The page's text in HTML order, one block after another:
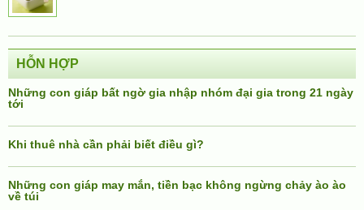
HỖN HỢP
Những con giáp bất ngờ gia nhập nhóm đại gia trong 21 ngày
tới
Khi thuê nhà cần phải biết điều gì?
Những con giáp may mắn, tiền bạc không ngừng chảy ào ào
về túi